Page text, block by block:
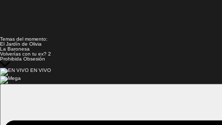
Temas del momento:
El Jardín de Olivia
La Baronesa
Volverías con tu ex? 2
Prohibida Obsesión
EN VIVO